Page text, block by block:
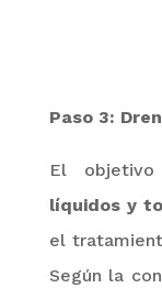
Paso 3:
El
líquidos y
el
Según la